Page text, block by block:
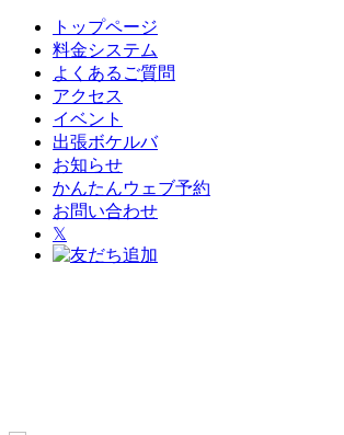
トップページ
料金システム
よくあるご質問
アクセス
イベント
出張ボケルバ
お知らせ
かんたんウェブ予約
お問い合わせ
𝕏